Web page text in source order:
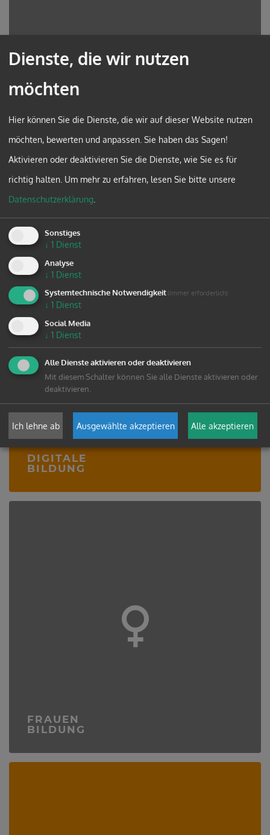
ELTERN
DIGITALE
BILDUNG
FRAUEN
BILDUNG
Dienste, die wir nutzen
möchten
Hier können Sie die Dienste, die wir auf dieser Website nutzen
möchten, bewerten und anpassen. Sie haben das Sagen!
Aktivieren oder deaktivieren Sie die Dienste, wie Sie es für
richtig halten. Um mehr zu erfahren, lesen Sie bitte unsere
Datenschutzerklärung
Sonstiges
↓ 1 Dienst
Analyse
↓ 1 Dienst
Systemtechnische Notwendigkeit (immer erforderlich)
↓ 1 Dienst
Social Media
↓ 1 Dienst
Alle Dienste aktivieren oder deaktivieren
Mit diesem Schalter können Sie alle Dienste aktivieren oder
deaktivieren.
Ich lehne ab Ausgewählte akzeptieren Alle akzeptieren